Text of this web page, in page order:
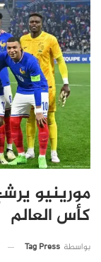
كأس العالم
بواسطة Tag Press